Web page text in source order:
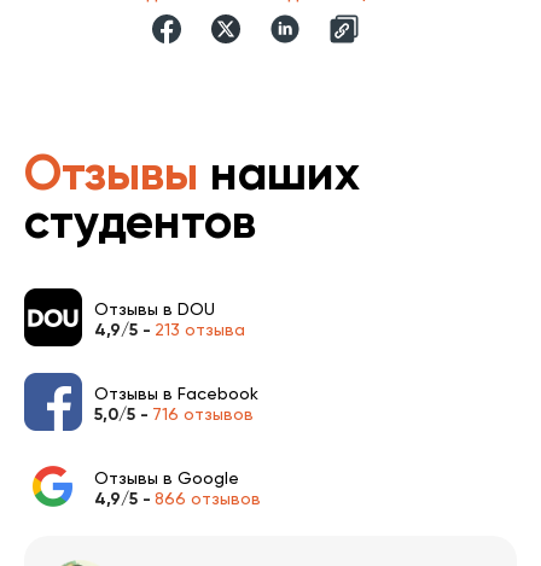
Отзывы наших
студентов
Отзывы в DOU
4,9/5 - 213 отзыва
Отзывы в Facebook
5,0/5 - 716 отзывов
Отзывы в Google
4,9/5 - 866 отзывов